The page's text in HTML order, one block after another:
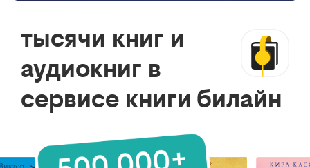
тысячи книг и
аудиокниг в
сервисе книги билайн